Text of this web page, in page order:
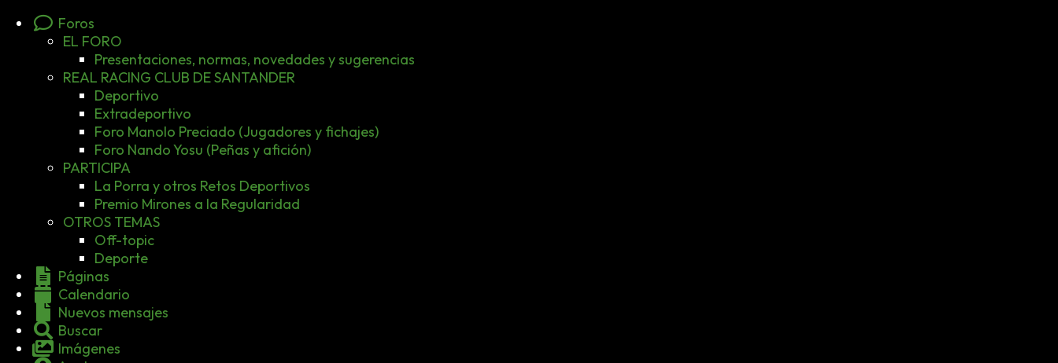
Foros
EL FORO
Presentaciones, normas, novedades y sugerencias
REAL RACING CLUB DE SANTANDER
Deportivo
Extradeportivo
Foro Manolo Preciado (Jugadores y fichajes)
Foro Nando Yosu (Peñas y afición)
PARTICIPA
La Porra y otros Retos Deportivos
Premio Mirones a la Regularidad
OTROS TEMAS
Off-topic
Deporte
Páginas
Calendario
Nuevos mensajes
Buscar
Imágenes